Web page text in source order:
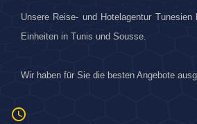
Unsere Reise- und Hotelagentur
Einheiten in Tunis und Sousse.
Wir haben für Sie die besten Angebote
access_time